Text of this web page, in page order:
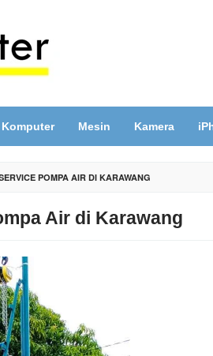
Komputer Mesin Kamera
POMPA AIR DI KARAWANG
Air di Karawang